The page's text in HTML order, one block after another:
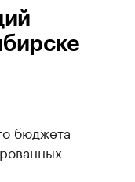
бюджета